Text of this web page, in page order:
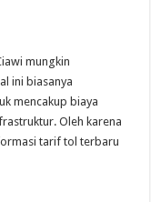
mungkin
ini biasanya
mencakup biaya
Oleh karena
tarif tol terbaru